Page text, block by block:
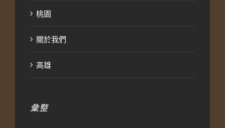
桃園
關於我們
高雄
彙整